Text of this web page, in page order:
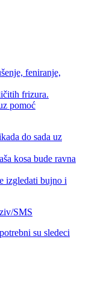
feniranje,
frizura.
pomoć
do sada uz
kosa bude ravna
izgledati bujno i
SMS
su sledeci